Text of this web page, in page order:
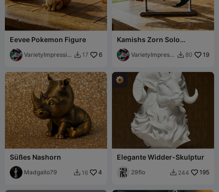
Eevee Pokemon Figure
VarietyImpressio
 17 6
Kamishs Zorn Solo
Leveling Replikat
VarietyImpressi  80 19
Süßes Nashorn
Madgallo79  16 4
Elegante Widder-Skulptur
29flo  244 195